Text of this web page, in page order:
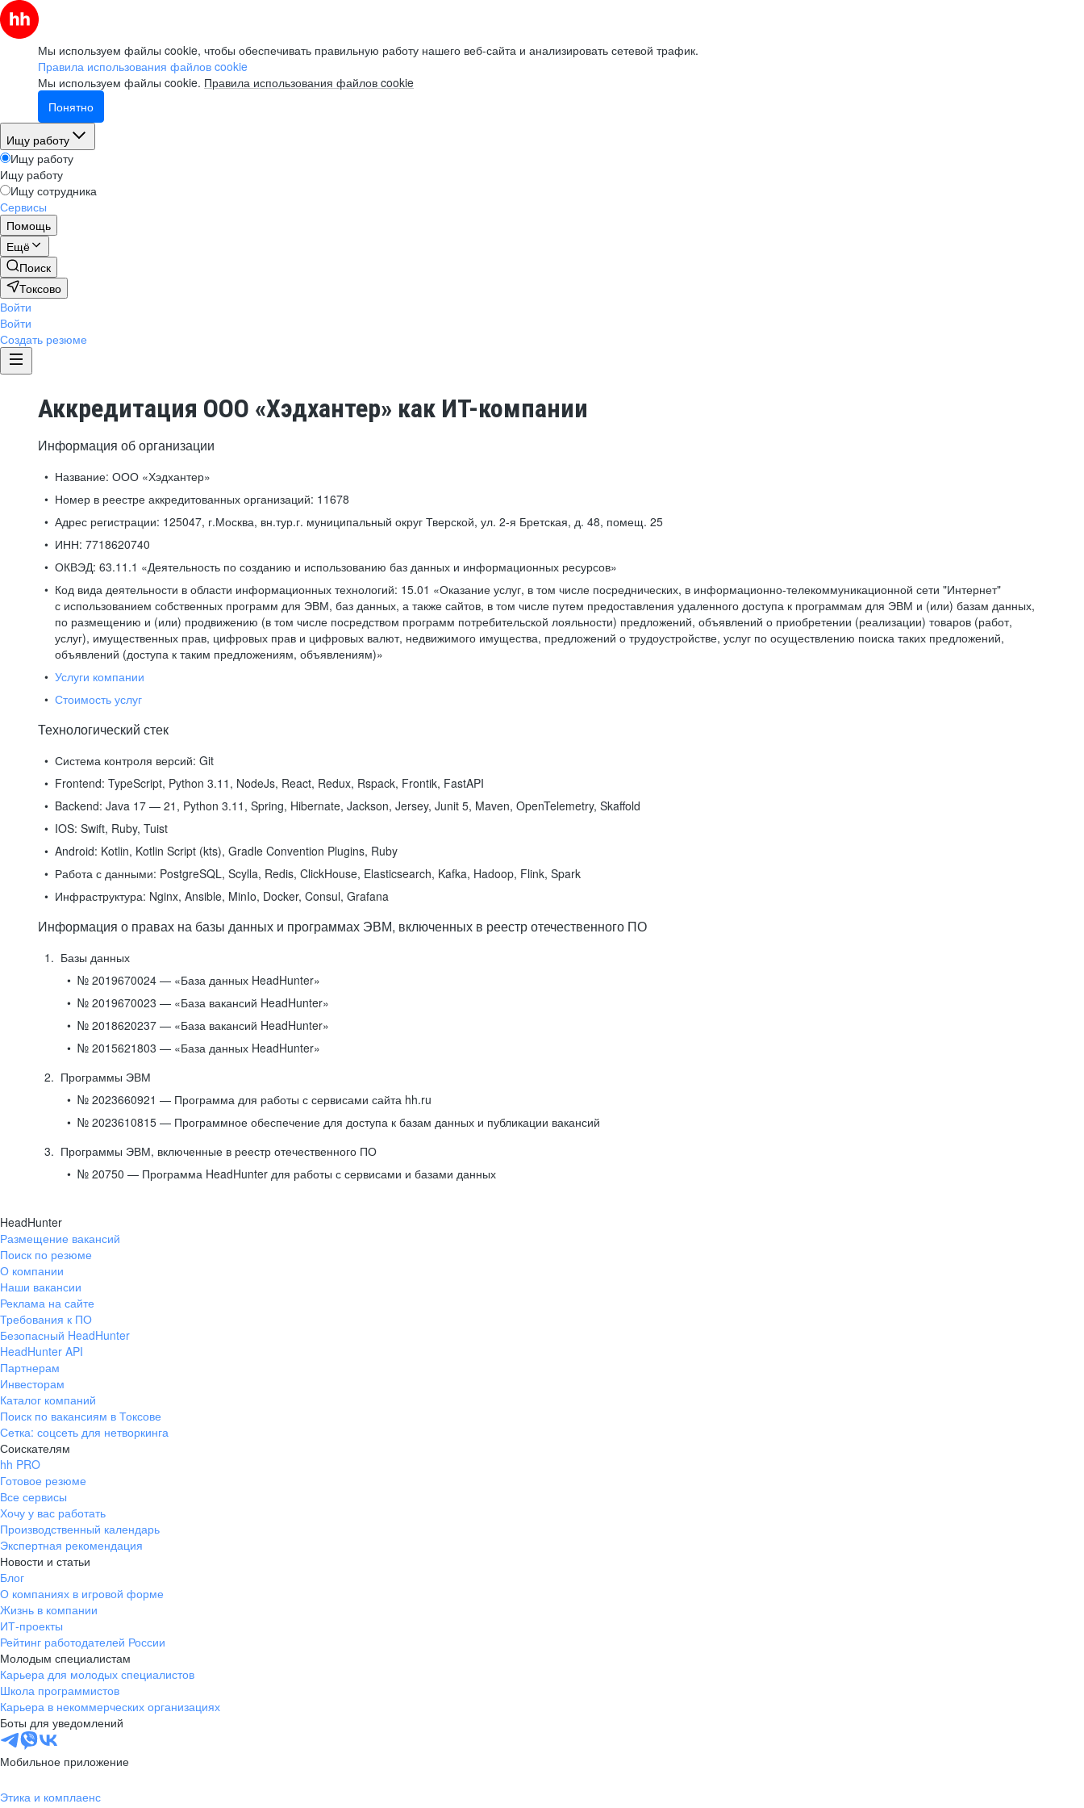
Мы используем файлы cookie, чтобы обеспечивать правильную работу нашего веб-сайта и анализировать сетевой трафик.
Правила использования файлов cookie
Мы используем файлы cookie. Правила использования файлов cookie
Понятно
Ищу работу
Ищу работу
Ищу работу
Ищу сотрудника
Сервисы
Помощь
Ещё
Поиск
Токсово
Войти
Войти
Создать резюме
Аккредитация ООО «Хэдхантер» как ИТ-компании
Информация об организации
Название: ООО «Хэдхантер»
Номер в реестре аккредитованных организаций: 11678
Адрес регистрации: 125047, г.Москва, вн.тур.г. муниципальный округ Тверской, ул. 2-я Бретская, д. 48, помещ. 25
ИНН: 7718620740
ОКВЭД: 63.11.1 «Деятельность по созданию и использованию баз данных и информационных ресурсов»
Код вида деятельности в области информационных технологий: 15.01 «Оказание услуг, в том числе посреднических, в информационно-телекоммуникационной сети "Интернет"
с использованием собственных программ для ЭВМ, баз данных, а также сайтов, в том числе путем предоставления удаленного доступа к программам для ЭВМ и (или) базам данных,
по размещению и (или) продвижению (в том числе посредством программ потребительской лояльности) предложений, объявлений о приобретении (реализации) товаров (работ,
услуг), имущественных прав, цифровых прав и цифровых валют, недвижимого имущества, предложений о трудоустройстве, услуг по осуществлению поиска таких предложений,
объявлений (доступа к таким предложениям, объявлениям)»
Услуги компании
Стоимость услуг
Технологический стек
Система контроля версий: Git
Frontend: TypeScript, Python 3.11, NodeJs, React, Redux, Rspack, Frontik, FastAPI
Backend: Java 17 — 21, Python 3.11, Spring, Hibernate, Jackson, Jersey, Junit 5, Maven, OpenTelemetry, Skaffold
IOS: Swift, Ruby, Tuist
Android: Kotlin, Kotlin Script (kts), Gradle Convention Plugins, Ruby
Работа с данными: PostgreSQL, Scylla, Redis, ClickHouse, Elasticsearch, Kafka, Hadoop, Flink, Spark
Инфраструктура: Nginx, Ansible, MinIo, Docker, Consul, Grafana
Информация о правах на базы данных и программах ЭВМ, включенных в реестр отечественного ПО
Базы данных
№ 2019670024 — «База данных HeadHunter»
№ 2019670023 — «База вакансий HeadHunter»
№ 2018620237 — «База вакансий HeadHunter»
№ 2015621803 — «База данных HeadHunter»
Программы ЭВМ
№ 2023660921 — Программа для работы с сервисами сайта hh.ru
№ 2023610815 — Программное обеспечение для доступа к базам данных и публикации вакансий
Программы ЭВМ, включенные в реестр отечественного ПО
№ 20750 — Программа HeadHunter для работы с сервисами и базами данных
HeadHunter
Размещение вакансий
Поиск по резюме
О компании
Наши вакансии
Реклама на сайте
Требования к ПО
Безопасный HeadHunter
HeadHunter API
Партнерам
Инвесторам
Каталог компаний
Поиск по вакансиям в Токсове
Сетка: соцсеть для нетворкинга
Соискателям
hh PRO
Готовое резюме
Все сервисы
Хочу у вас работать
Производственный календарь
Экспертная рекомендация
Новости и статьи
Блог
О компаниях в игровой форме
Жизнь в компании
ИТ-проекты
Рейтинг работодателей России
Молодым специалистам
Карьера для молодых специалистов
Школа программистов
Карьера в некоммерческих организациях
Боты для уведомлений
Мобильное приложение
Этика и комплаенс